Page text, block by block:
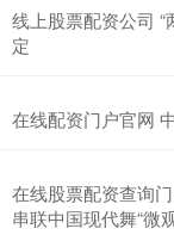
线上股票配资公司
定
在线配资门户官网
在线股票配资查询
串联中国现代舞“微